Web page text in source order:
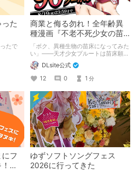
た
たで
商業と侮る勿れ！全年齢異
種漫画『不老不死少女の苗
床旅行記』新刊記念1～3巻
90%オフクーポン配布中✨
「ボク、異種生物の苗床になってみた
い」――天才少女プルートは苗床願望
を叶えるため、不老不死の体を手に入
れた！ 話題沸騰の全年齢苗床コミッ
クスの新刊が発売開始！ それを記念
して1～3巻まで90%OFFクーポン配
布いたします！ まだ本作品未体験の
皆さん、多分お好きです。ぜひお試し
ください。
DLsite公式
12
0 1 分
にフ
ゆずソフトソングフェス
2026に行ってきた